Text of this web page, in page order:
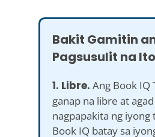
Bakit Gamitin
Pagsusulit na
1. Libre. Ang Book IQ
ganap na libre at
nagpapakita ng iyong
Book IQ batay sa